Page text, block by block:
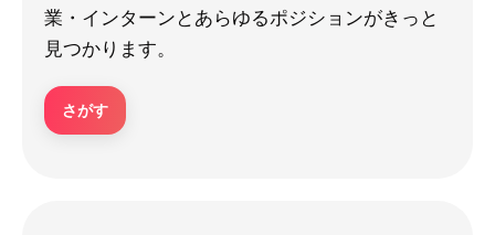
業・インターンとあらゆるポジションがきっと
見つかります。
さがす